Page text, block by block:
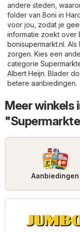
andere steden,
folder van Boni in
voor jou, zodat je
informatie zoekt over
bonisupermarkt.nl.
zorgen. Kies een
categorie
Albert Heijn. Blader
betere aanbiedingen.
Meer winkels
Aanbiedingen